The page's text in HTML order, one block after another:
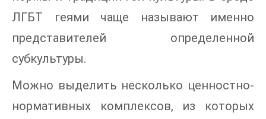
ЛГБТ геями чаще называют именно
представителей определенной
субкультуры.
Можно выделить несколько ценностно-
нормативных комплексов, из которых